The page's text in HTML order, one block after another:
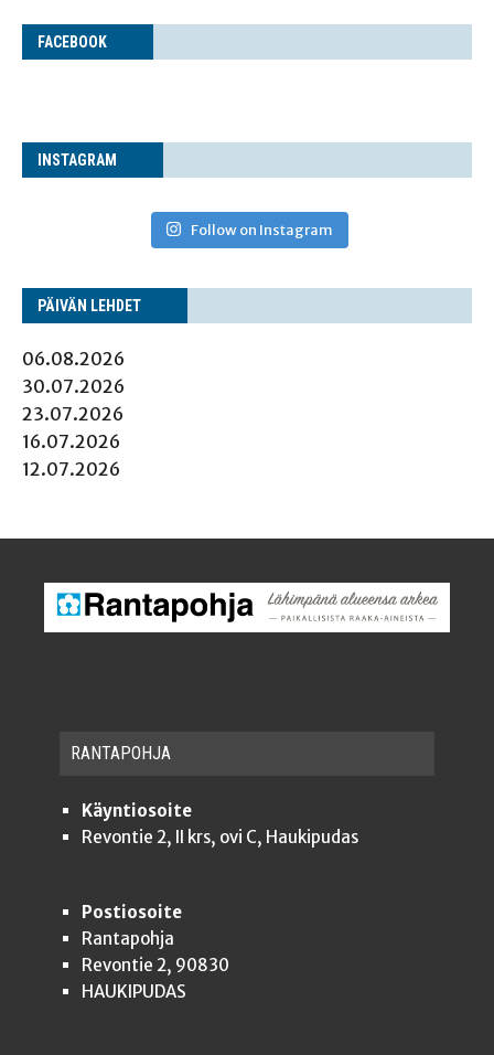
FACE­BOOK
INS­TA­GRAM
Follow on Instagram
PÄI­VÄN LEHDET
06.08.2026
30.07.2026
23.07.2026
16.07.2026
12.07.2026
RAN­TA­POH­JA
Käyntiosoite
Revontie 2, II krs, ovi C, Haukipudas
Postiosoite
Rantapohja
Revontie 2, 90830
HAUKIPUDAS